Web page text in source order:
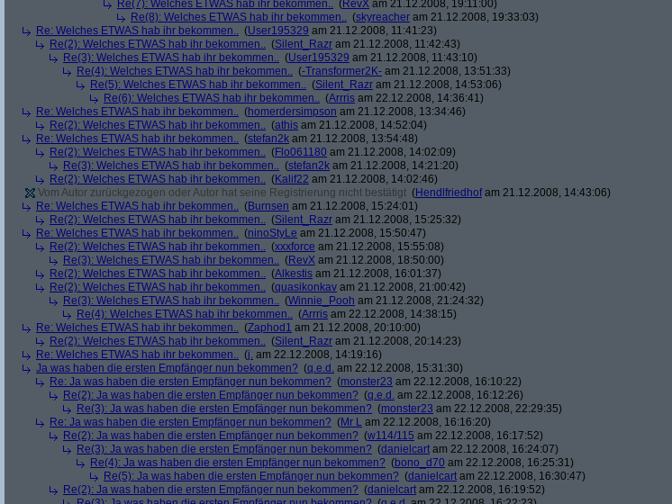
Re(7): Welches ETWAS hab ihr bekommen.. (RevX am 21.12.2008, 19:11:00)
Re(8): Welches ETWAS hab ihr bekommen.. (skyreacher am 21.12.2008, 19:33:03)
Re: Welches ETWAS hab ihr bekommen.. (User195329 am 21.12.2008, 11:41:23)
Re(2): Welches ETWAS hab ihr bekommen.. (Silent_Razr am 21.12.2008, 11:42:43)
Re(3): Welches ETWAS hab ihr bekommen.. (User195329 am 21.12.2008, 11:43:10)
Re(4): Welches ETWAS hab ihr bekommen.. (-Transformer2K- am 21.12.2008, 13:51:33)
Re(5): Welches ETWAS hab ihr bekommen.. (Silent_Razr am 21.12.2008, 14:53:06)
Re(6): Welches ETWAS hab ihr bekommen.. (Arrris am 22.12.2008, 14:36:41)
Re: Welches ETWAS hab ihr bekommen.. (homerdersimpson am 21.12.2008, 13:34:46)
Re(2): Welches ETWAS hab ihr bekommen.. (athis am 21.12.2008, 14:52:04)
Re: Welches ETWAS hab ihr bekommen.. (stefan2k am 21.12.2008, 13:54:48)
Re(2): Welches ETWAS hab ihr bekommen.. (Flo061180 am 21.12.2008, 14:02:09)
Re(3): Welches ETWAS hab ihr bekommen.. (stefan2k am 21.12.2008, 14:21:20)
Re(2): Welches ETWAS hab ihr bekommen.. (Kalif22 am 21.12.2008, 14:02:46)
Vom Autor zurückgezogen oder Autor hat seine Registrierung nicht bestätigt (Hendlfriedhofam 21.12.2008, 14:43:06)
Re: Welches ETWAS hab ihr bekommen.. (Burnsen am 21.12.2008, 15:24:01)
Re(2): Welches ETWAS hab ihr bekommen.. (Silent_Razr am 21.12.2008, 15:25:32)
Re: Welches ETWAS hab ihr bekommen.. (ninoStyLe am 21.12.2008, 15:50:47)
Re(2): Welches ETWAS hab ihr bekommen.. (xxxforce am 21.12.2008, 15:55:08)
Re(3): Welches ETWAS hab ihr bekommen.. (RevX am 21.12.2008, 18:50:00)
Re(2): Welches ETWAS hab ihr bekommen.. (Alkestis am 21.12.2008, 16:01:37)
Re(2): Welches ETWAS hab ihr bekommen.. (quasikonkav am 21.12.2008, 21:00:42)
Re(3): Welches ETWAS hab ihr bekommen.. (Winnie_Pooh am 21.12.2008, 21:24:32)
Re(4): Welches ETWAS hab ihr bekommen.. (Arrris am 22.12.2008, 14:38:15)
Re: Welches ETWAS hab ihr bekommen.. (Zaphod1 am 21.12.2008, 20:10:00)
Re(2): Welches ETWAS hab ihr bekommen.. (Silent_Razr am 21.12.2008, 20:14:23)
Re: Welches ETWAS hab ihr bekommen.. (j. am 22.12.2008, 14:19:16)
Ja was haben die ersten Empfänger nun bekommen? (q.e.d. am 22.12.2008, 15:31:30)
Re: Ja was haben die ersten Empfänger nun bekommen? (monster23 am 22.12.2008, 16:10:22)
Re(2): Ja was haben die ersten Empfänger nun bekommen? (q.e.d. am 22.12.2008, 16:12:26)
Re(3): Ja was haben die ersten Empfänger nun bekommen? (monster23 am 22.12.2008, 22:29:35)
Re: Ja was haben die ersten Empfänger nun bekommen? (Mr L am 22.12.2008, 16:16:20)
Re(2): Ja was haben die ersten Empfänger nun bekommen? (w114/115 am 22.12.2008, 16:17:52)
Re(3): Ja was haben die ersten Empfänger nun bekommen? (danielcart am 22.12.2008, 16:24:07)
Re(4): Ja was haben die ersten Empfänger nun bekommen? (bono_d70 am 22.12.2008, 16:25:31)
Re(5): Ja was haben die ersten Empfänger nun bekommen? (danielcart am 22.12.2008, 16:30:47)
Re(2): Ja was haben die ersten Empfänger nun bekommen? (danielcart am 22.12.2008, 16:19:52)